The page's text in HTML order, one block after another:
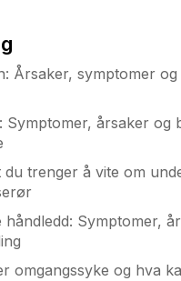
Årsaker, symptomer
Symptomer, årsaker og
du trenger å vite om
håndledd: Symptomer,
omgangssyke og hva